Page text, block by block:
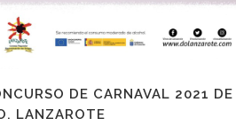
DE CARNAVAL 2021
LANZAROTE